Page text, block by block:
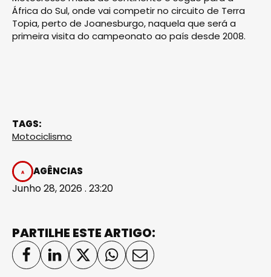
África do Sul, onde vai competir no circuito de Terra
Topia, perto de Joanesburgo, naquela que será a
primeira visita do campeonato ao país desde 2008.
TAGS:
Motociclismo
AGÊNCIAS
Junho 28, 2026 . 23:20
PARTILHE ESTE ARTIGO: